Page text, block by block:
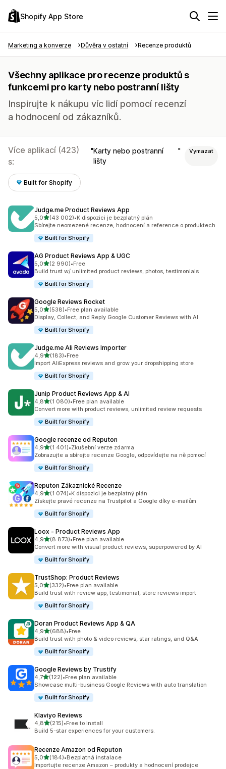
Shopify App Store
Marketing a konverze Důvěra v ostatní Recenze produktů
Všechny aplikace pro recenze produktů s
funkcemi pro karty nebo postranní lišty
Inspirujte k nákupu víc lidí pomocí recenzí
a hodnocení od zákazníků.
Více aplikací (423)
s:
Karty nebo postranní
lišty
Vymazat
Built for Shopify
Judge.me Product Reviews App
5,0z 5 hvězd
(43 002)
Celkový počet recenzí: 43002
•K dispozici je bezplatný plán
Sbírejte neomezené recenze, hodnocení a reference o produktech
Built for Shopify
AG Product Reviews App & UGC
5,0z 5 hvězd
(2 990)
Celkový počet recenzí: 2990
•Free
Build trust w/ unlimited product reviews, photos, testimonials
Built for Shopify
Google Reviews Rocket
5,0z 5 hvězd
(538)
Celkový počet recenzí: 538
•Free plan available
Display, Collect, and Reply Google Customer Reviews with AI.
Built for Shopify
Judge.me Ali Reviews Importer
4,9z 5 hvězd
(183)
Celkový počet recenzí: 183
•Free
Import AliExpress reviews and grow your dropshipping store
Built for Shopify
Junip Product Reviews App & AI
4,8z 5 hvězd
(1 080)
Celkový počet recenzí: 1080
•Free plan available
Convert more with product reviews, unlimited review requests
Built for Shopify
Google recenze od Reputon
4,9z 5 hvězd
(1 401)
Celkový počet recenzí: 1401
•Zkušební verze zdarma
Zobrazujte a sbírejte recenze Google, odpovídejte na ně pomocí
Built for Shopify
Reputon Zákaznické Recenze
4,9z 5 hvězd
(1 074)
Celkový počet recenzí: 1074
•K dispozici je bezplatný plán
Získejte pravé recenze na Trustpilot a Google díky e-mailům
Built for Shopify
Loox ‑ Product Reviews App
4,9z 5 hvězd
(8 873)
Celkový počet recenzí: 8873
•Free plan available
Convert more with visual product reviews, superpowered by AI
Built for Shopify
TrustShop: Product Reviews
5,0z 5 hvězd
(332)
Celkový počet recenzí: 332
•Free plan available
Build trust with review app, testimonial, store reviews import
Built for Shopify
Doran Product Reviews App & QA
4,9z 5 hvězd
(688)
Celkový počet recenzí: 688
•Free
Build trust with photo & video reviews, star ratings, and Q&A
Built for Shopify
Google Reviews by Trustify
4,7z 5 hvězd
(122)
Celkový počet recenzí: 122
•Free plan available
Showcase multi-business Google Reviews with auto translation
Built for Shopify
Klaviyo Reviews
4,8z 5 hvězd
(215)
Celkový počet recenzí: 215
•Free to install
Build 5-star experiences for your customers.
Recenze Amazon od Reputon
5,0z 5 hvězd
(184)
Celkový počet recenzí: 184
•Bezplatná instalace
Importujte recenze Amazon – produkty a hodnocení prodejce